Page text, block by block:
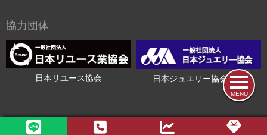
MENU
協力団体
日本リユース協会 日本ジュエリー協会会員
2015-2026 © 色石・宝石買取の色石BANK